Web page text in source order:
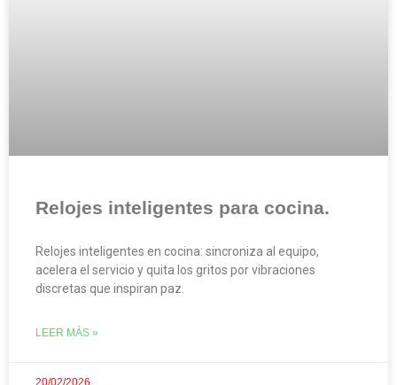
Relojes inteligentes para cocina.
Relojes inteligentes en cocina: sincroniza al equipo,
acelera el servicio y quita los gritos por vibraciones
discretas que inspiran paz.
LEER MÁS »
20/02/2026